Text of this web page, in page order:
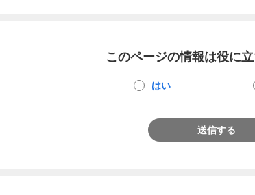
このページの情報は役に
はい
送信する